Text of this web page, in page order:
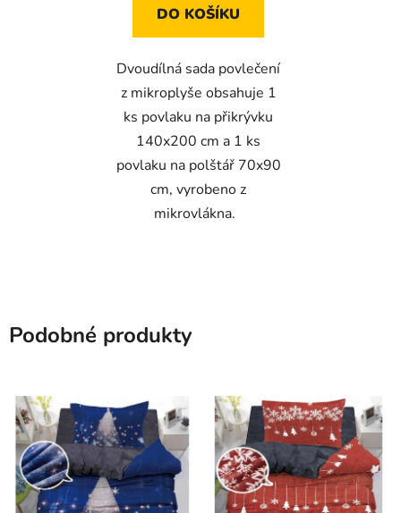
DO KOŠÍKU
Dvoudílná sada povlečení
z mikroplyše obsahuje 1
ks povlaku na přikrývku
140x200 cm a 1 ks
povlaku na polštář 70x90
cm, vyrobeno z
mikrovlákna.
Podobné produkty